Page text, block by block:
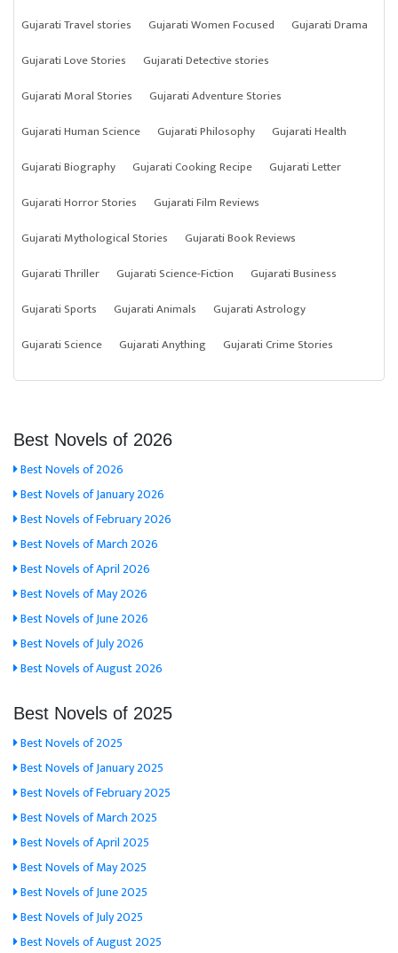
Gujarati Travel stories
Gujarati Women Focused
Gujarati Drama
Gujarati Love Stories
Gujarati Detective stories
Gujarati Moral Stories
Gujarati Adventure Stories
Gujarati Human Science
Gujarati Philosophy
Gujarati Health
Gujarati Biography
Gujarati Cooking Recipe
Gujarati Letter
Gujarati Horror Stories
Gujarati Film Reviews
Gujarati Mythological Stories
Gujarati Book Reviews
Gujarati Thriller
Gujarati Science-Fiction
Gujarati Business
Gujarati Sports
Gujarati Animals
Gujarati Astrology
Gujarati Science
Gujarati Anything Gujarati Crime Stories
Best Novels of 2026
Best Novels of 2026
Best Novels of January 2026
Best Novels of February 2026
Best Novels of March 2026
Best Novels of April 2026
Best Novels of May 2026
Best Novels of June 2026
Best Novels of July 2026
Best Novels of August 2026
Best Novels of 2025
Best Novels of 2025
Best Novels of January 2025
Best Novels of February 2025
Best Novels of March 2025
Best Novels of April 2025
Best Novels of May 2025
Best Novels of June 2025
Best Novels of July 2025
Best Novels of August 2025